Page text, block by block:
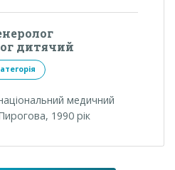
дитячий
медичний
1990 рік